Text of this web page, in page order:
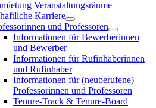
Veranstaltungsräume
Karriere
und Professoren
Informationen für Bewerberinnen
und Bewerber
Informationen für Rufinhaberinnen
und Rufinhaber
Informationen für (neuberufene)
Professorinnen und Professoren
Tenure-Track & Tenure-Board